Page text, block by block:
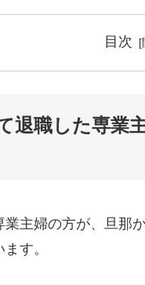
目次
退職した専業
主婦の方が、旦那
す。